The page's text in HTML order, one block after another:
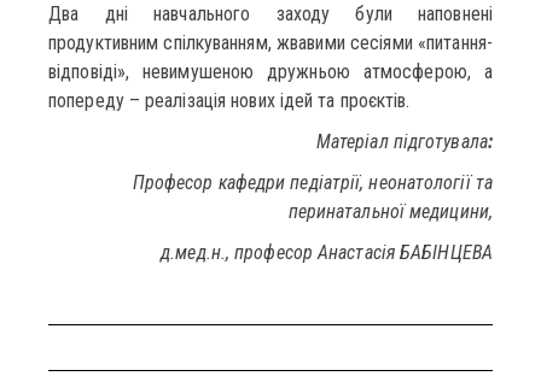
Два дні навчального заходу були наповнені
продуктивним спілкуванням, жвавими сесіями «питання-
відповіді», невимушеною дружньою атмосферою, а
попереду – реалізація нових ідей та проєктів.
Матеріал підготувала:
Професор кафедри педіатрії, неонатології та
перинатальної медицини,
д.мед.н., професор Анастасія БАБІНЦЕВА